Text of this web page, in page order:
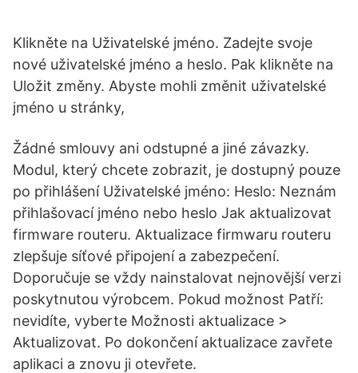
Klikněte na Uživatelské jméno. Zadejte svoje
nové uživatelské jméno a heslo. Pak klikněte na
Uložit změny. Abyste mohli změnit uživatelské
jméno u stránky,
Žádné smlouvy ani odstupné a jiné závazky.
Modul, který chcete zobrazit, je dostupný pouze
po přihlášení Uživatelské jméno: Heslo: Neznám
přihlašovací jméno nebo heslo Jak aktualizovat
firmware routeru. Aktualizace firmwaru routeru
zlepšuje síťové připojení a zabezpečení.
Doporučuje se vždy nainstalovat nejnovější verzi
poskytnutou výrobcem. Pokud možnost Patří:
nevidíte, vyberte Možnosti aktualizace >
Aktualizovat. Po dokončení aktualizace zavřete
aplikaci a znovu ji otevřete.